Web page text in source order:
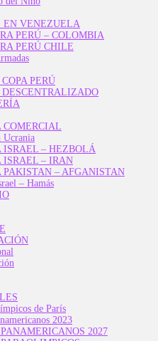
EN VENEZUELA
PERÚ – COLOMBIA
PERÚ CHILE
PERÚ
DESCENTRALIZADO
COMERCIAL
Ucrania
ISRAEL – HEZBOLÁ
ISRAEL – IRAN
PAKISTAN – AFGANISTAN
– Hamás
de París
2023
2027